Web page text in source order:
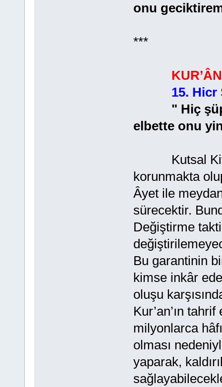
onu
***
15. Hicr
" Hiç şüphe
elbette onu
Kutsal
korunmakta
Âyet ile
sürecektir.
Değiştirme
Bu garantinin
kimse inkâr
oluşu
Kur’an’ın
milyonlarca
olması
yaparak,